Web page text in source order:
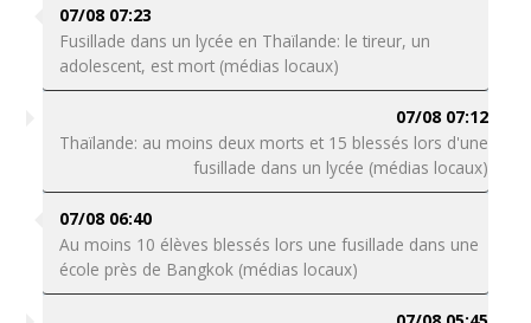
07/08 07:23
Fusillade dans un lycée en Thaïlande: le tireur, un
adolescent, est mort (médias locaux)
07/08 07:12
Thaïlande: au moins deux morts et 15 blessés lors d'une
fusillade dans un lycée (médias locaux)
07/08 06:40
Au moins 10 élèves blessés lors une fusillade dans une
école près de Bangkok (médias locaux)